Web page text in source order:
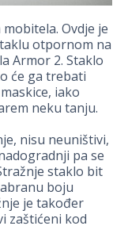
Ovdje je
otpornom na
Armor 2. Staklo
će ga trebati
iako
neku tanju.
nisu neuništivi,
pa se
staklo bit
boju
je također
zaštićeni kod